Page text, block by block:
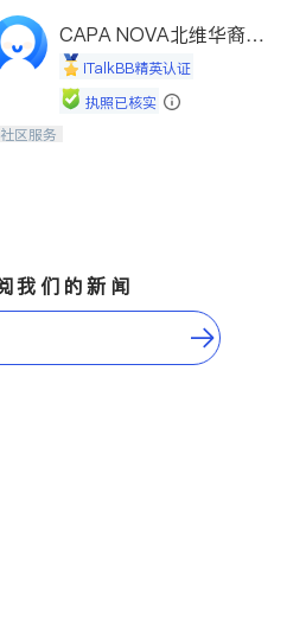
CAPA NOVA北维华裔家
长会iTalkBB精英认证
执照已核实
连接家长与社会，赋能孩子与下一代，
社区服务
我们的新闻